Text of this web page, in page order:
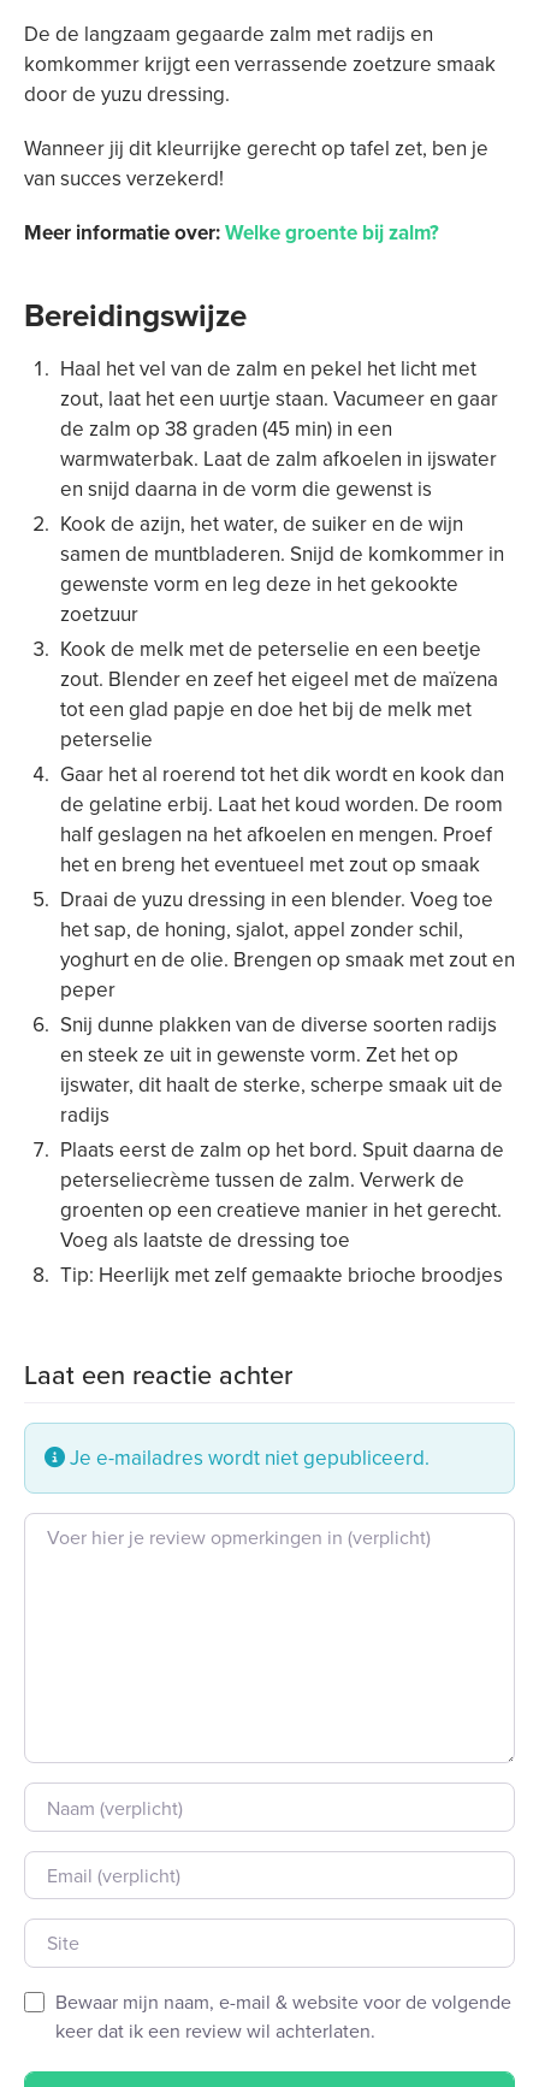
De de langzaam gegaarde zalm met radijs en
komkommer krijgt een verrassende zoetzure smaak
door de yuzu dressing.
Wanneer jij dit kleurrijke gerecht op tafel zet, ben je
van succes verzekerd!
Meer informatie over:Welke groente bij zalm?
Bereidingswijze
Haal het vel van de zalm en pekel het licht met
zout, laat het een uurtje staan. Vacumeer en gaar
de zalm op 38 graden (45 min) in een
warmwaterbak. Laat de zalm afkoelen in ijswater
en snijd daarna in de vorm die gewenst is
Kook de azijn, het water, de suiker en de wijn
samen de muntbladeren. Snijd de komkommer in
gewenste vorm en leg deze in het gekookte
zoetzuur
Kook de melk met de peterselie en een beetje
zout. Blender en zeef het eigeel met de maïzena
tot een glad papje en doe het bij de melk met
peterselie
Gaar het al roerend tot het dik wordt en kook dan
de gelatine erbij. Laat het koud worden. De room
half geslagen na het afkoelen en mengen. Proef
het en breng het eventueel met zout op smaak
Draai de yuzu dressing in een blender. Voeg toe
het sap, de honing, sjalot, appel zonder schil,
yoghurt en de olie. Brengen op smaak met zout en
peper
Snij dunne plakken van de diverse soorten radijs
en steek ze uit in gewenste vorm. Zet het op
ijswater, dit haalt de sterke, scherpe smaak uit de
radijs
Plaats eerst de zalm op het bord. Spuit daarna de
peterseliecrème tussen de zalm. Verwerk de
groenten op een creatieve manier in het gerecht.
Voeg als laatste de dressing toe
Tip: Heerlijk met zelf gemaakte brioche broodjes
Laat een reactie achter
Je e-mailadres wordt niet gepubliceerd.
Beoordeling tekst
Naam
E-mail
Site
Bewaar mijn naam, e-mail & website voor de volgende
keer dat ik een review wil achterlaten.